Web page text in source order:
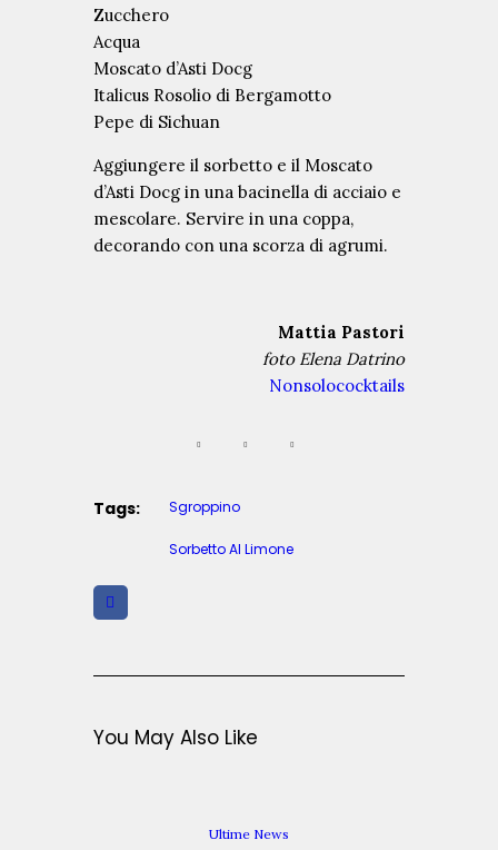
Zucchero
Acqua
Moscato d’Asti Docg
Italicus Rosolio di Bergamotto
Pepe di Sichuan
Aggiungere il sorbetto e il Moscato
d’Asti Docg in una bacinella di acciaio e
mescolare. Servire in una coppa,
decorando con una scorza di agrumi.
Mattia Pastori
foto Elena Datrino
Nonsolococktails
Tags: Sgroppino
Sorbetto Al Limone
You May Also Like
E
v
e
n
z
a
L
u
o
n
t
Ultime News